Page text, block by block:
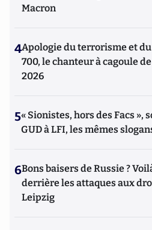
Macron
4Apologie du terrorisme et
700, le chanteur à cagoule de
2026
5« Sionistes, hors des Facs »,
GUD à LFI, les mêmes
6Bons baisers de Russie ?
derrière les attaques aux
Leipzig